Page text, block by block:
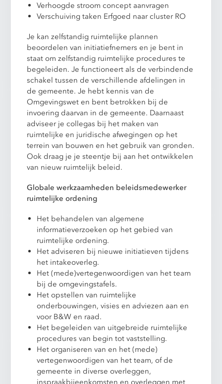
Verhoogde stroom concept aanvragen
Verschuiving taken Erfgoed naar cluster RO
Je kan zelfstandig ruimtelijke plannen
beoordelen van initiatiefnemers en je bent in
staat om zelfstandig ruimtelijke procedures te
begeleiden. Je functioneert als de verbindende
schakel tussen de verschillende afdelingen in
de gemeente. Je hebt kennis van de
Omgevingswet en bent betrokken bij de
invoering daarvan in de gemeente. Daarnaast
adviseer je collegas bij het maken van
ruimtelijke en juridische afwegingen op het
terrein van bouwen en het gebruik van gronden.
Ook draag je je steentje bij aan het ontwikkelen
van nieuw ruimtelijk beleid.
Globale werkzaamheden beleidsmedewerker
ruimtelijke ordening
Het behandelen van algemene
informatieverzoeken op het gebied van
ruimtelijke ordening.
Het adviseren bij nieuwe initiatieven tijdens
het intakeoverleg.
Het (mede)vertegenwoordigen van het team
bij de omgevingstafels.
Het opstellen van ruimtelijke
onderbouwingen, visies en adviezen aan en
voor B&W en raad.
Het begeleiden van uitgebreide ruimtelijke
procedures van begin tot vaststelling.
Het organiseren van en het (mede)
vertegenwoordigen van het team, of de
gemeente in diverse overleggen,